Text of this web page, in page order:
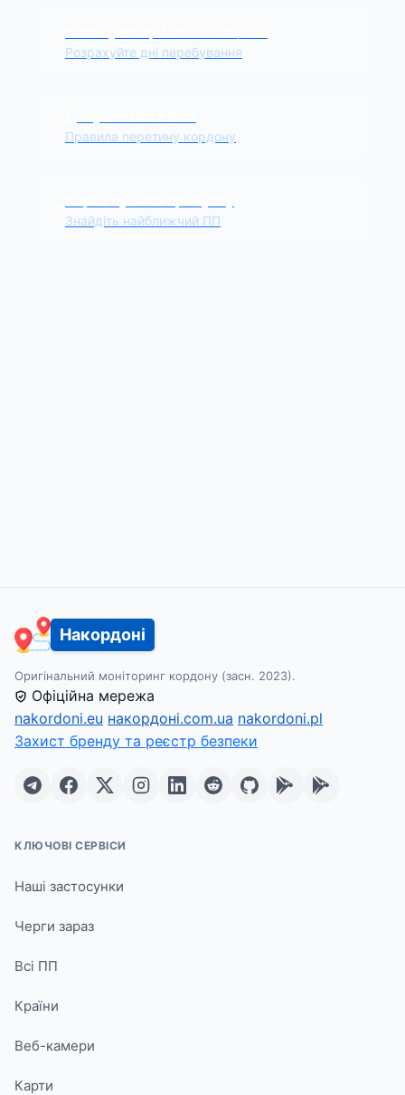
Розрахуйте дні перебування
Правила перетину кордону
Знайдіть найближчий ПП
Накордоні
Оригінальний моніторинг кордону (засн. 2023).
Офіційна мережа
nakordoni.eu накордоні.com.ua nakordoni.pl
Захист бренду та реєстр безпеки
КЛЮЧОВІ СЕРВІСИ
Наші застосунки
Черги зараз
Всі ПП
Країни
Веб-камери
Карти